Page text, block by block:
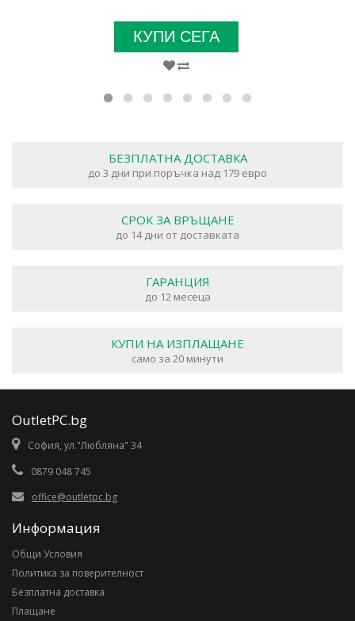
КУПИ СЕГА
БЕЗПЛАТНА ДОСТАВКА
до 3 дни при поръчка над 179 евро
СРОК ЗА ВРЪЩАНЕ
до 14 дни от доставката
ГАРАНЦИЯ
до 12 месеца
КУПИ НА ИЗПЛАЩАНЕ
само за 20 минути
OutletPC.bg
София, ул."Любляна" 34
0879 048 745
office@outletpc.bg
Информация
Общи Условия
Политика за поверителност
Безплатна доставка
Плащане